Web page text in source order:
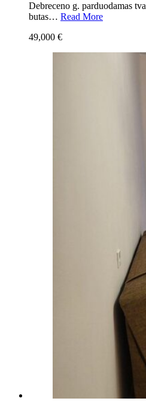
Debreceno g. parduodamas
butas… Read More
49,000 €